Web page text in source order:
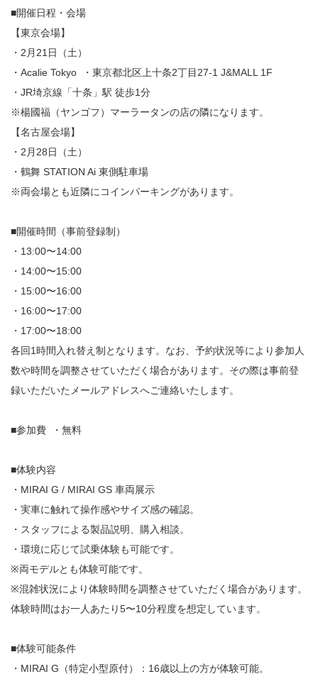
■開催日程・会場
【東京会場】
・2月21日（土）
・Acalie Tokyo ・東京都北区上十条2丁目27-1 J&MALL 1F
・JR埼京線「十条」駅 徒歩1分
※楊國福（ヤンゴフ）マーラータンの店の隣になります。
【名古屋会場】
・2月28日（土）
・鶴舞 STATION Ai 東側駐車場
※両会場とも近隣にコインパーキングがあります。
■開催時間（事前登録制）
・13:00〜14:00
・14:00〜15:00
・15:00〜16:00
・16:00〜17:00
・17:00〜18:00
各回1時間入れ替え制となります。なお、予約状況等により参加人
数や時間を調整させていただく場合があります。その際は事前登
録いただいたメールアドレスへご連絡いたします。
■参加費 ・無料
■体験内容
・MIRAI G / MIRAI GS 車両展示
・実車に触れて操作感やサイズ感の確認。
・スタッフによる製品説明、購入相談。
・環境に応じて試乗体験も可能です。
※両モデルとも体験可能です。
※混雑状況により体験時間を調整させていただく場合があります。
体験時間はお一人あたり5〜10分程度を想定しています。
■体験可能条件
・MIRAI G（特定小型原付）：16歳以上の方が体験可能。